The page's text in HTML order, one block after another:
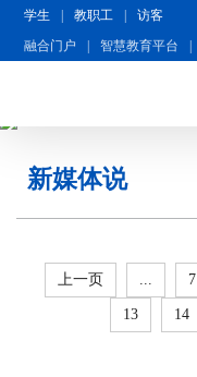
学生 教职工
访客
融合门户
智慧教育平台
新媒体说
上一页 ... 7
13 14